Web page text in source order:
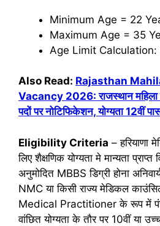
Minimum Age = 22
Maximum Age = 35
Age Limit
Also Read: Rajasthan
Vacancy 2026: राजस्थान महिला
पदों पर नोटिफिकेशन, योग्यता 12वीं
Eligibility Criteria – हरियाणा
लिए शैक्षणिक योग्यता मे मान्यता
अनुमोदित MBBS डिग्री होना
NMC या किसी राज्य मेडिकल
Medical Practitioner के रूप में
वांछित योग्यता के तौर पर 10वीं या